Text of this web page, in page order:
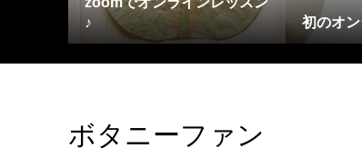
♪
初のオ
ボタニーファン